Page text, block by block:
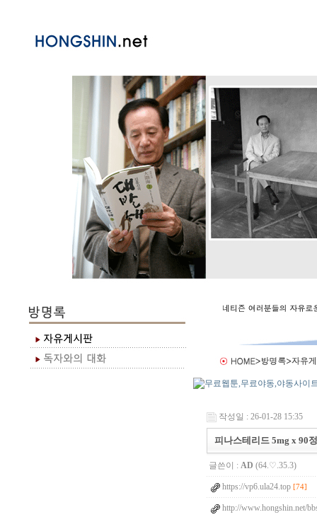
작성일 : 26-01-28 15:35
피나스테리드 5mg x 90
글쓴이 : AD (64.♡.35.3)
https://vp6.ula24.top [74]
http://www.hongshin.net/